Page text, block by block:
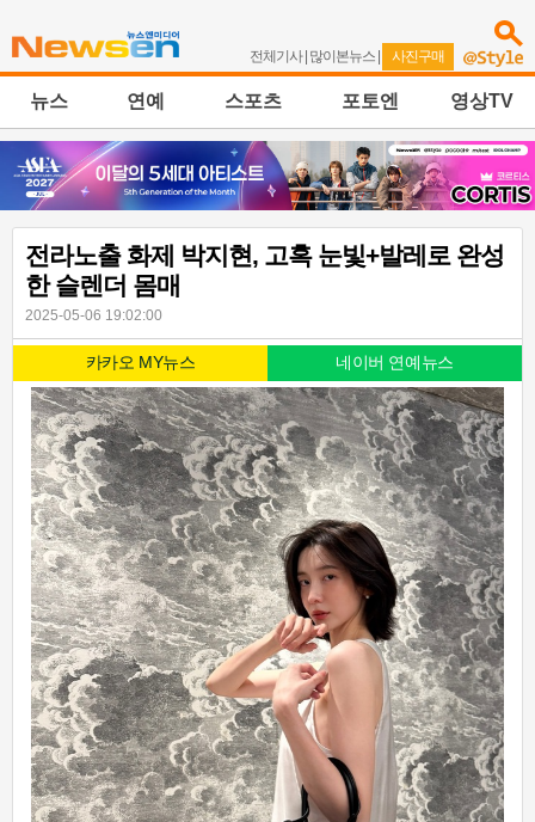
전체기사| 많이본뉴스 | 사진구매
뉴스 연예 스포츠 포토엔 영상TV
전라노출 화제 박지현, 고혹 눈빛+발레로 완성
한 슬렌더 몸매
2025-05-06 19:02:00
카카오 MY뉴스 네이버 연예뉴스